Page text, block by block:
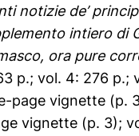
notizie de’
intiero di
ora pure
p.; vol. 4: 276 p.;
page vignette
vignette (p. 3);